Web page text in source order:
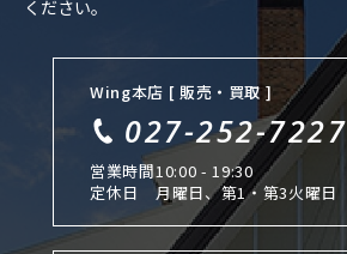
ください。
Wing本店 [ 販売・買取 ]
027-252-7227
営業時間10:00 - 19:30
定休日
月曜日、第1・第3火曜日